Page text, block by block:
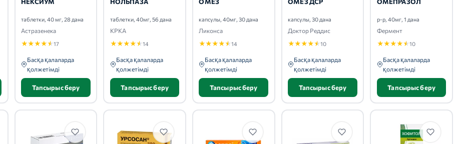
таблетки, 40 мг, 28 дана
Астразенека
★★★★★17
Басқа қалаларда
қолжетімді
Тапсырыс беру
таблетки, 40мг, 56 дана
КРКА
★★★★★14
Басқа қалаларда
қолжетімді
Тапсырыс беру
капсулы, 40мг, 30 дана
Ликонса
★★★★★14
Басқа қалаларда
қолжетімді
Тапсырыс беру
капсулы, 30 дана
Доктор Реддис
★★★★★10
Басқа қалаларда
қолжетімді
Тапсырыс беру
р-р, 40мг, 1 дана
Фермент
★★★★★10
Басқа қалаларда
қолжетімді
Тапсырыс беру